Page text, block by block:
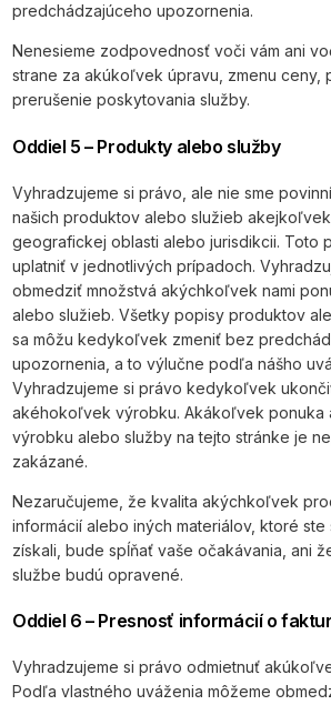
predchádzajúceho upozornenia.
Nenesieme zodpovednosť voči vám ani
strane za akúkoľvek úpravu, zmenu ceny,
prerušenie poskytovania služby.
Oddiel 5 – Produkty alebo služby
Vyhradzujeme si právo, ale nie sme
našich produktov alebo služieb akejkoľvek
geografickej oblasti alebo jurisdikcii. Toto
uplatniť v jednotlivých prípadoch.
obmedziť množstvá akýchkoľvek nami
alebo služieb. Všetky popisy produktov
sa môžu kedykoľvek zmeniť bez
upozornenia, a to výlučne podľa nášho
Vyhradzujeme si právo kedykoľvek
akéhokoľvek výrobku. Akákoľvek ponuka
výrobku alebo služby na tejto stránke je
zakázané.
Nezaručujeme, že kvalita akýchkoľvek
informácií alebo iných materiálov, ktoré ste
získali, bude spĺňať vaše očakávania, ani
službe budú opravené.
Oddiel 6 – Presnosť informácií o
Vyhradzujeme si právo odmietnuť
Podľa vlastného uváženia môžeme